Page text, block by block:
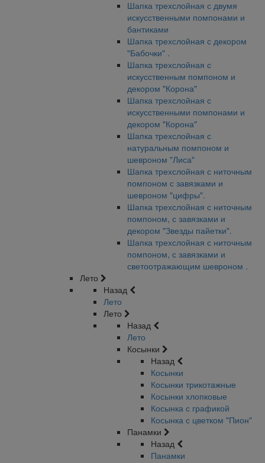
Шапка трехслойная с двумя
искусственными помпонами и
бантиками
Шапка трехслойная с декором
"Бабочки" .
Шапка трехслойная с
искусственным помпоном и
декором "Корона"
Шапка трехслойная с
искусственными помпонами и
декором "Корона"
Шапка трехслойная с
натуральным помпоном и
шевроном "Лиса"
Шапка трехслойная с ниточным
помпоном с завязками и
шевроном "цифры".
Шапка трехслойная с ниточным
помпоном, с завязками и
декором "Звезды пайетки".
Шапка трехслойная с ниточным
помпоном, с завязками и
светоотражающим шевроном .
Лето
Назад
Лето
Лето
Назад
Лето
Косынки
Назад
Косынки
Косынки трикотажные
Косынки хлопковые
Косынка с графикой
Косынка с цветком "Пион"
Панамки
Назад
Панамки